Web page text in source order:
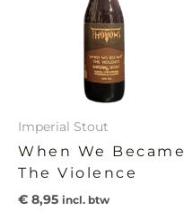
Imperial Stout
When We Became
The Violence
€ 8,95 incl. btw